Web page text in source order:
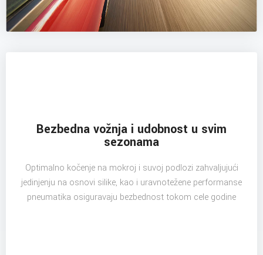
Bezbedna vožnja i udobnost u svim
sezonama
Optimalno kočenje na mokroj i suvoj podlozi zahvaljujući
jedinjenju na osnovi silike, kao i uravnotežene performanse
pneumatika osiguravaju bezbednost tokom cele godine